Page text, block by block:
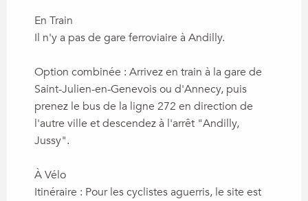
En Train
Il n'y a pas de gare ferroviaire à Andilly.
Option combinée : Arrivez en train à la gare de
Saint-Julien-en-Genevois ou d'Annecy, puis
prenez le bus de la ligne 272 en direction de
l'autre ville et descendez à l'arrêt "Andilly,
Jussy".
À Vélo
Itinéraire : Pour les cyclistes aguerris, le site est